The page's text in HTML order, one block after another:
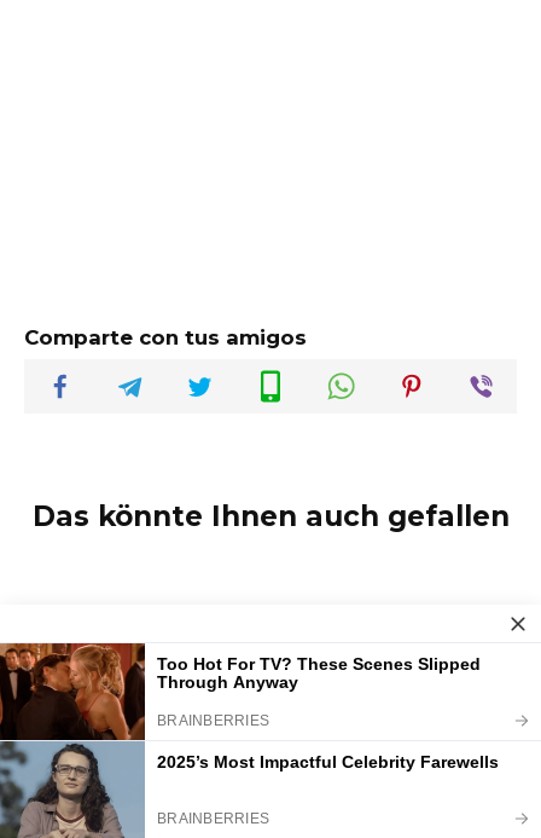
Comparte con tus amigos
Das könnte Ihnen auch gefallen